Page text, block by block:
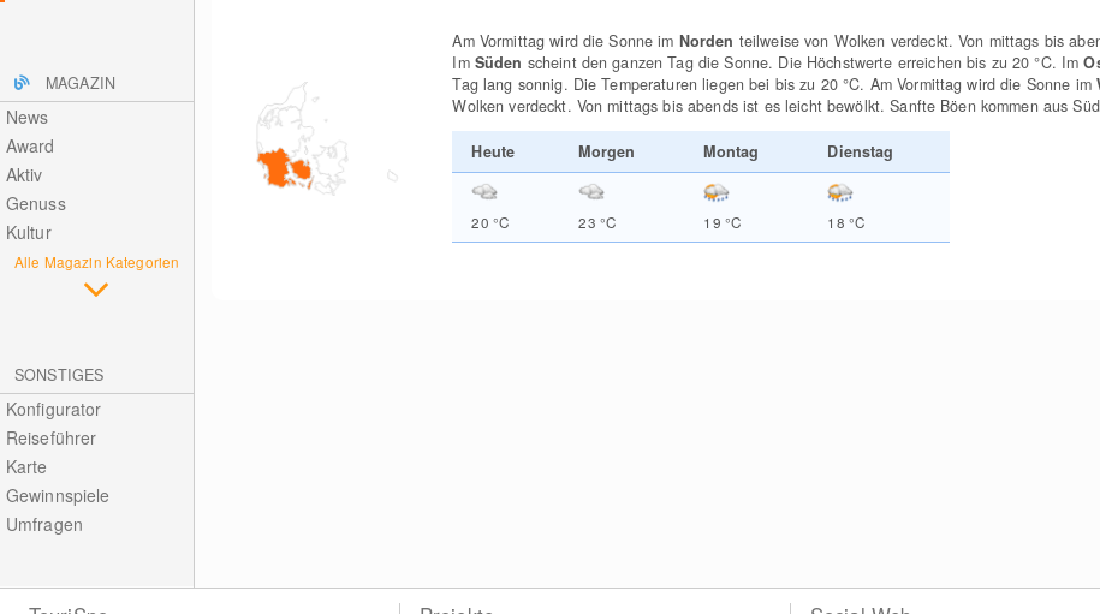
MAGAZIN
News
Award
Aktiv
Genuss
Kultur
Alle Magazin Kategorien
SONSTIGES
Konfigurator
Reiseführer
Karte
Gewinnspiele
Umfragen
Am Vormittag wird die Sonne im Norden teilweise von Wolken verdeckt. Von mittags bis
Im Süden scheint den ganzen Tag die Sonne. Die Höchstwerte erreichen bis zu 20°C. Im
Tag lang sonnig. Die Temperaturen liegen bei bis zu 20°C. Am Vormittag wird die Sonne im
Wolken verdeckt. Von mittags bis abends ist es leicht bewölkt. Sanfte Böen kommen aus
Heute Morgen Montag Dienstag
20 °C 23 °C 19 °C 18 °C